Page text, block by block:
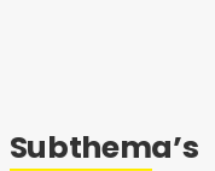
Subthema’s